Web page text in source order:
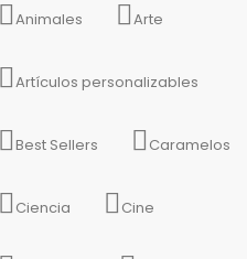
Animales Arte
Artículos personalizables
Best Sellers Caramelos
Ciencia Cine